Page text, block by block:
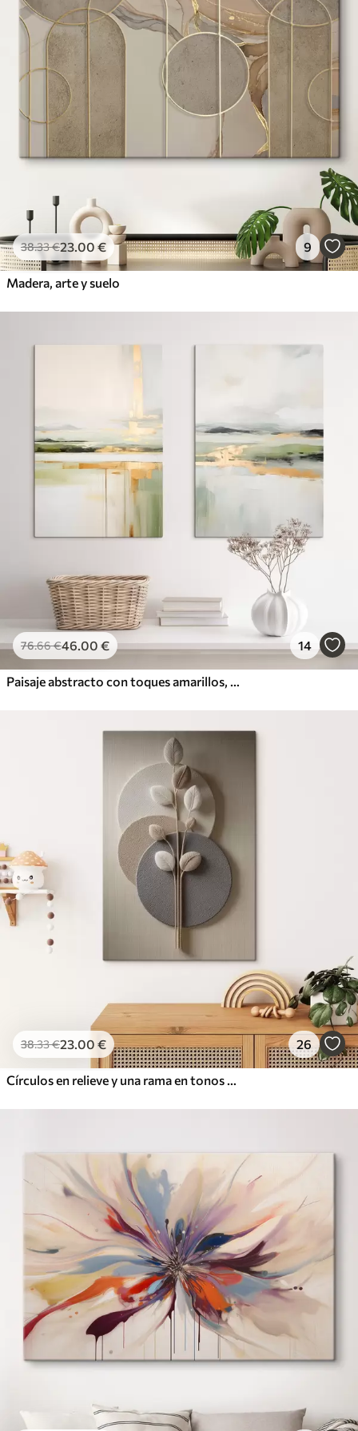
38.33€23.00 € 9
Madera, arte y suelo
76.66€46.00 € 14
Paisaje abstracto con toques amarillos, una composición minimalista de tierra, agua y cielo, con colores apagados
38.33€23.00 € 26
Círculos en relieve y una rama en tonos neutros cálidos